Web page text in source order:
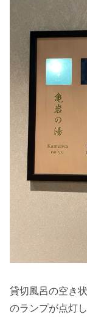
貸切風呂の空き
のランプが点灯